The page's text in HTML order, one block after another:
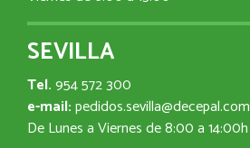
SEVILLA
Tel.954 572 300
e-mail:pedidos.sevilla@decepal.com
De Lunes a Viernes de 8:00 a 14:00h